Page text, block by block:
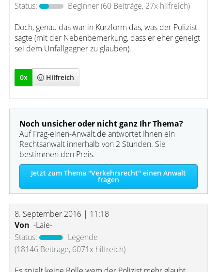
Status:
Beginner(60 Beiträge, 27x hilfreich)
Doch, genau das war in Kurzform das, was der Polizist
sagte (mit der Nebenbemerkung, dass er eher geneigt
sei dem Unfallgegner zu glauben).
0x Hilfreich
Noch unsicher oder nicht ganz Ihr Thema?
Auf Frag-einen-Anwalt.de antwortet Ihnen ein
Rechtsanwalt innerhalb von 2 Stunden. Sie
bestimmen den Preis.
Jetzt zum Thema "Verkehrsrecht" einen Anwalt
fragen
8. September 2016 | 11:18
Von -Laie-
Status:
Legende
(18146 Beiträge, 6071x hilfreich)